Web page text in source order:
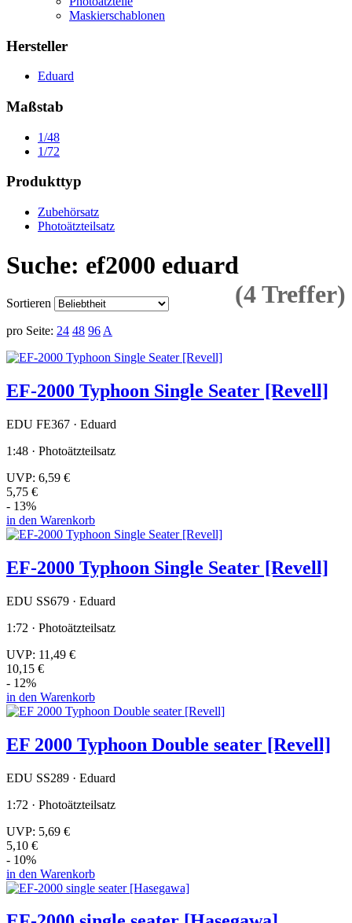
Maskierschablonen
Hersteller
Eduard
Maßstab
1/48
1/72
Produkttyp
Zubehörsatz
Photoätzteilsatz
Suche: ef2000 eduard
(4 Treffer)
Sortieren
pro Seite: 24 48 96 A
EF-2000 Typhoon Single Seater [Revell]
EDU FE367 · Eduard
1:48 · Photoätzteilsatz
UVP: 6,59 €
5,75 €
- 13%
in den Warenkorb
EF-2000 Typhoon Single Seater [Revell]
EDU SS679 · Eduard
1:72 · Photoätzteilsatz
UVP: 11,49 €
10,15 €
- 12%
in den Warenkorb
EF 2000 Typhoon Double seater [Revell]
EDU SS289 · Eduard
1:72 · Photoätzteilsatz
UVP: 5,69 €
5,10 €
- 10%
in den Warenkorb